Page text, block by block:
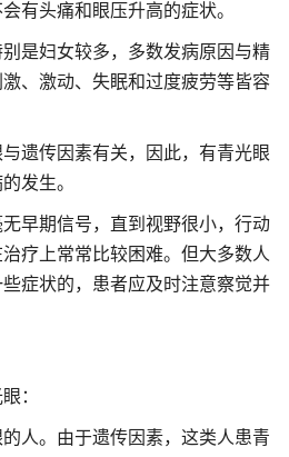
有头痛和眼压升高的症状。
是妇女较多，多数发病原因与精
、激动、失眠和过度疲劳等皆容
遗传因素有关，因此，有青光眼
发生。
早期信号，直到视野很小，行动
疗上常常比较困难。但大多数人
症状的，患者应及时注意察觉并
：
人。由于遗传因素，这类人患青